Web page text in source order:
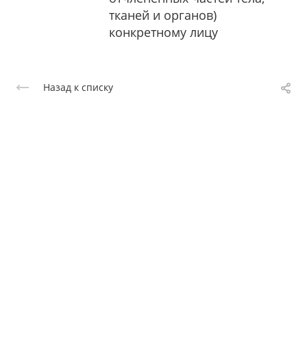
тканей и органов)
конкретному лицу
Назад к списку